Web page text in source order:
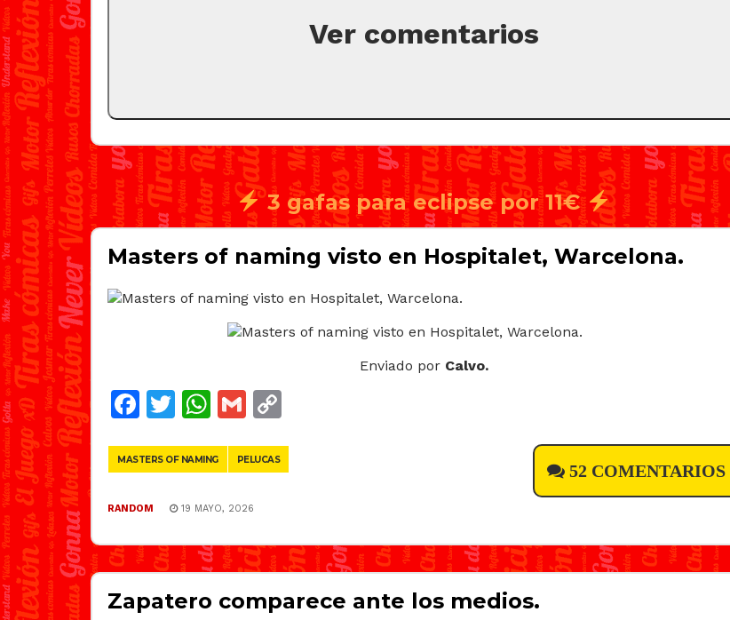
Ver comentarios
3 gafas para eclipse por 11€
Masters of naming visto en Hospitalet, Warcelona.
Enviado por Calvo.
Facebook
Twitter
WhatsApp
Gmail
MASTERS OF NAMING PELUCAS
52 COMENTARIOS
RANDOM 19 MAYO, 2026
Zapatero comparece ante los medios.